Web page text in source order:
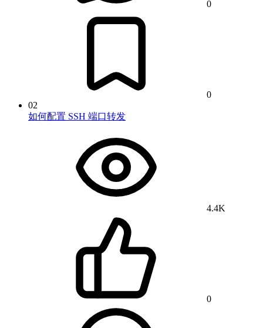
0
0
02
如何配置 SSH 端口转发
4.4K
0